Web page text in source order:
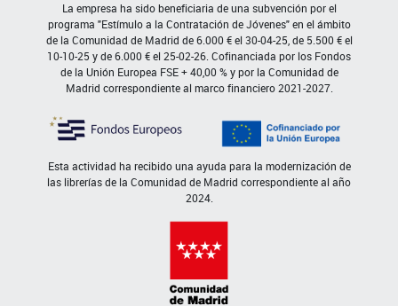
La empresa ha sido beneficiaria de una subvención por el
programa "Estímulo a la Contratación de Jóvenes" en el ámbito
de la Comunidad de Madrid de 6.000 € el 30-04-25, de 5.500 € el
10-10-25 y de 6.000 € el 25-02-26. Cofinanciada por los Fondos
de la Unión Europea FSE + 40,00 % y por la Comunidad de
Madrid correspondiente al marco financiero 2021-2027.
Esta actividad ha recibido una ayuda para la modernización de
las librerías de la Comunidad de Madrid correspondiente al año
2024.